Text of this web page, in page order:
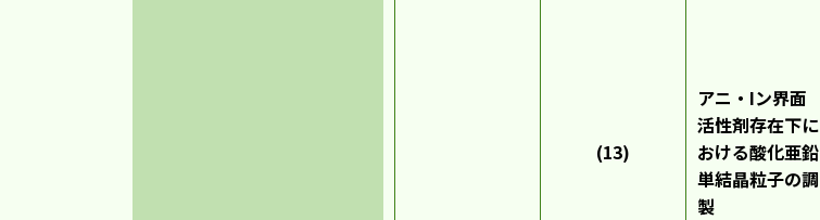
(13)
アニ・Iン界面
活性剤存在下に
おける酸化亜鉛
単結晶粒子の調
製